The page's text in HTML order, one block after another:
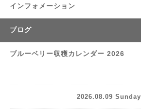
インフォメーション
ブログ
ブルーベリー収穫カレンダー 2026
2026.08.09 Sunday